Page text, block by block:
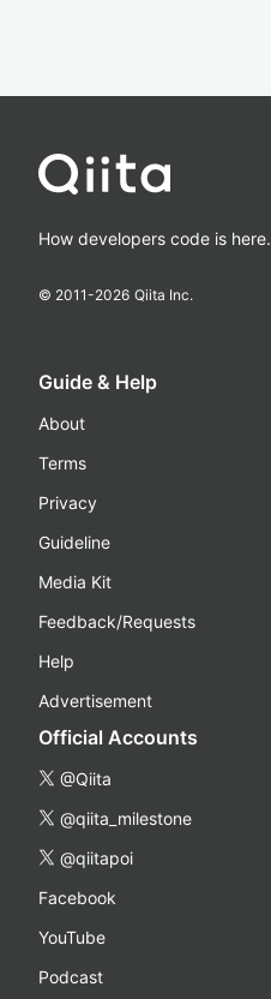
How developers code is here.
© 2011-2026 Qiita Inc.
Guide & Help
About
Terms
Privacy
Guideline
Media Kit
Feedback/Requests
Help
Advertisement
Official Accounts
@Qiita
@qiita_milestone
@qiitapoi
Facebook
YouTube
Podcast